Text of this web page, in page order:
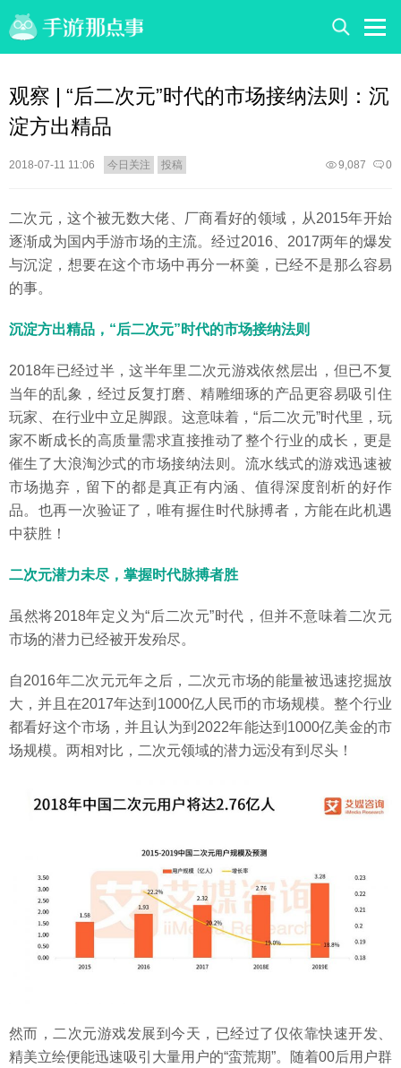
观察 | “后二次元”时代的市场接纳法则：沉
淀方出精品
2018-07-11 11:06 今日关注 投稿 0
9,087
二次元，这个被无数大佬、厂商看好的领域，从2015年开始
逐渐成为国内手游市场的主流。经过2016、2017两年的爆发
与沉淀，想要在这个市场中再分一杯羹，已经不是那么容易
的事。
沉淀方出精品，“后二次元”时代的市场接纳法则
2018年已经过半，这半年里二次元游戏依然层出，但已不复
当年的乱象，经过反复打磨、精雕细琢的产品更容易吸引住
玩家、在行业中立足脚跟。这意味着，“后二次元”时代里，玩
家不断成长的高质量需求直接推动了整个行业的成长，更是
催生了大浪淘沙式的市场接纳法则。流水线式的游戏迅速被
市场抛弃，留下的都是真正有内涵、值得深度剖析的好作
品。也再一次验证了，唯有握住时代脉搏者，方能在此机遇
中获胜！
二次元潜力未尽，掌握时代脉搏者胜
虽然将2018年定义为“后二次元”时代，但并不意味着二次元
市场的潜力已经被开发殆尽。
自2016年二次元元年之后，二次元市场的能量被迅速挖掘放
大，并且在2017年达到1000亿人民币的市场规模。整个行业
都看好这个市场，并且认为到2022年能达到1000亿美金的市
场规模。两相对比，二次元领域的潜力远没有到尽头！
然而，二次元游戏发展到今天，已经过了仅依靠快速开发、
精美立绘便能迅速吸引大量用户的“蛮荒期”。随着00后用户群